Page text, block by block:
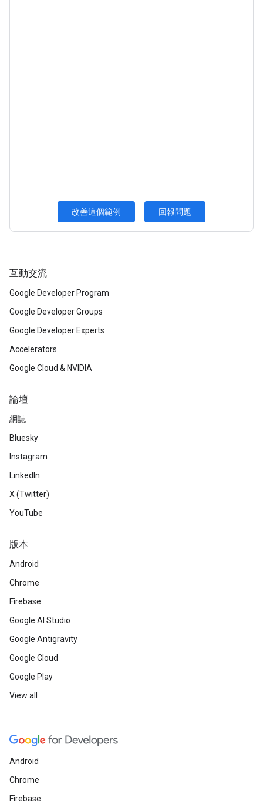
改善這個範例 回報問題
互動交流
Google Developer Program
Google Developer Groups
Google Developer Experts
Accelerators
Google Cloud & NVIDIA
論壇
網誌
Bluesky
Instagram
LinkedIn
X (Twitter)
YouTube
版本
Android
Chrome
Firebase
Google AI Studio
Google Antigravity
Google Cloud
Google Play
View all
Android
Chrome
Firebase